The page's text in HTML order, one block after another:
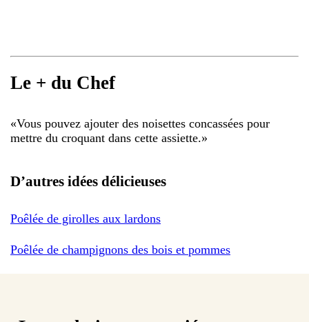
Le + du Chef
«Vous pouvez ajouter des noisettes concassées pour
mettre du croquant dans cette assiette.»
D’autres idées délicieuses
Poêlée de girolles aux lardons
Poêlée de champignons des bois et pommes